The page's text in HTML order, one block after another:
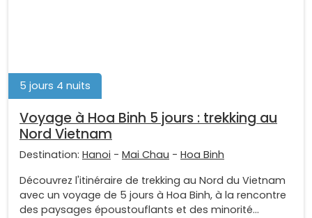
5 jours 4 nuits
Voyage à Hoa Binh 5 jours : trekking au
Nord Vietnam
Destination: Hanoi - Mai Chau - Hoa Binh
Découvrez l'itinéraire de trekking au Nord du Vietnam
avec un voyage de 5 jours à Hoa Binh, à la rencontre
des paysages époustouflants et des minorité...